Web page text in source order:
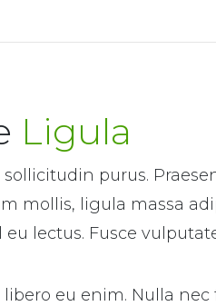
Ligula
purus.
mollis, ligula massa
lectus. Fusce
eu enim. Nulla nec